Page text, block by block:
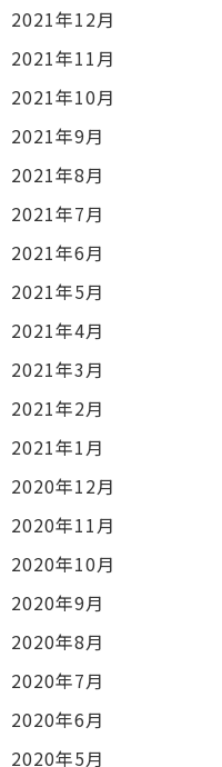
2021年12月
2021年11月
2021年10月
2021年9月
2021年8月
2021年7月
2021年6月
2021年5月
2021年4月
2021年3月
2021年2月
2021年1月
2020年12月
2020年11月
2020年10月
2020年9月
2020年8月
2020年7月
2020年6月
2020年5月